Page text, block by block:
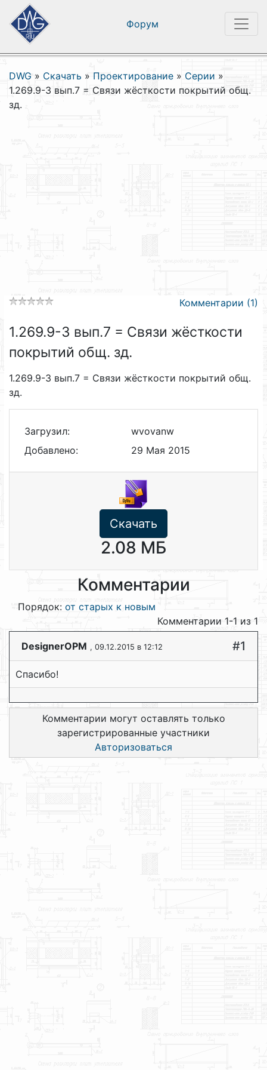
Форум
DWG » Скачать » Проектирование » Серии »
1.269.9-3 вып.7 = Связи жёсткости покрытий общ.
зд.
Комментарии (1)
1.269.9-3 вып.7 = Связи жёсткости
покрытий общ. зд.
1.269.9-3 вып.7 = Связи жёсткости покрытий общ.
зд.
Загрузил:
wvovanw
Добавлено:
29 Мая 2015
Скачать
2.08 МБ
Комментарии
Порядок: от старых к новым
Комментарии 1-1 из 1
DesignerOPM , 09.12.2015 в 12:12 #1
Спасибо!
Комментарии могут оставлять только
зарегистрированные участники
Авторизоваться